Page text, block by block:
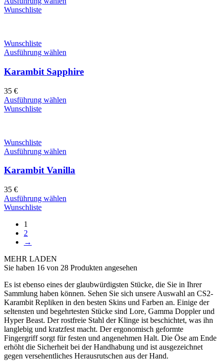
Wunschliste
Wunschliste
Ausführung wählen
Karambit Sapphire
35 €
Ausführung wählen
Wunschliste
Wunschliste
Ausführung wählen
Karambit Vanilla
35 €
Ausführung wählen
Wunschliste
1
2
→
MEHR LADEN
Sie haben 16 von 28 Produkten angesehen
Es ist ebenso eines der glaubwürdigsten Stücke, die Sie in Ihrer
Sammlung haben können. Sehen Sie sich unsere Auswahl an CS2-
Karambit Repliken in den besten Skins und Farben an. Einige der
seltensten und begehrtesten Stücke sind Lore, Gamma Doppler und
Hyper Beast. Der rostfreie Stahl der Klinge ist beschichtet, was ihn
langlebig und kratzfest macht. Der ergonomisch geformte
Fingergriff sorgt für festen und angenehmen Halt. Die Öse am Ende
erhöht die Sicherheit bei der Handhabung und ist ausgezeichnet
gegen versehentliches Herausrutschen aus der Hand.